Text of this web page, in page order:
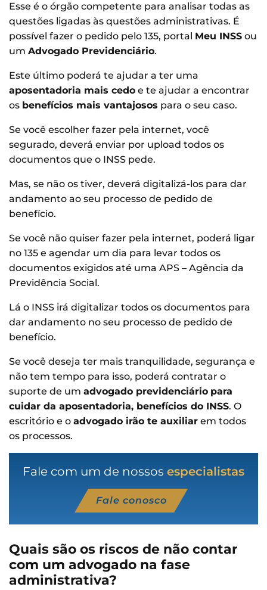
Esse é o órgão competente para analisar todas as
questões ligadas às questões administrativas. É
possível fazer o pedido pelo 135, portal Meu INSS ou
um Advogado Previdenciário.
Este último poderá te ajudar a ter uma
aposentadoria mais cedo e te ajudar a encontrar
os benefícios mais vantajosos para o seu caso.
Se você escolher fazer pela internet, você
segurado, deverá enviar por upload todos os
documentos que o INSS pede.
Mas, se não os tiver, deverá digitalizá-los para dar
andamento ao seu processo de pedido de
benefício.
Se você não quiser fazer pela internet, poderá ligar
no 135 e agendar um dia para levar todos os
documentos exigidos até uma APS – Agência da
Previdência Social.
Lá o INSS irá digitalizar todos os documentos para
dar andamento no seu processo de pedido de
benefício.
Se você deseja ter mais tranquilidade, segurança e
não tem tempo para isso, poderá contratar o
suporte de um advogado previdenciário para
cuidar da aposentadoria, benefícios do INSS. O
escritório e o advogado irão te auxiliar em todos
os processos.
Fale com um de nossos especialistas
Fale conosco
Quais são os riscos de não contar
com um advogado na fase
administrativa?